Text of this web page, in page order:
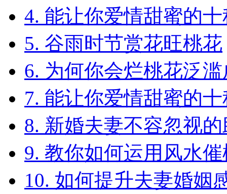
4. 能让你爱情甜蜜的
5. 谷雨时节赏花旺桃花
6. 为何你会烂桃花泛
7. 能让你爱情甜蜜的
8. 新婚夫妻不容忽视
9. 教你如何运用风水
10. 如何提升夫妻婚姻